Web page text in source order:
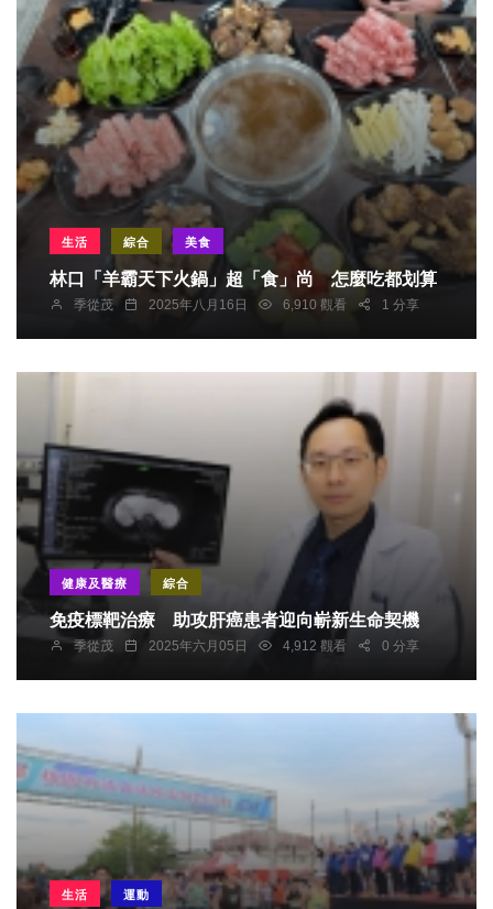
生活 綜合 美食
林口「羊霸天下火鍋」超「食」尚 怎麼吃都划算
季從茂 2025年八月16日 6,910 觀看 1 分享
健康及醫療 綜合
免疫標靶治療 助攻肝癌患者迎向嶄新生命契機
季從茂 2025年六月05日 4,912 觀看 0 分享
生活 運動